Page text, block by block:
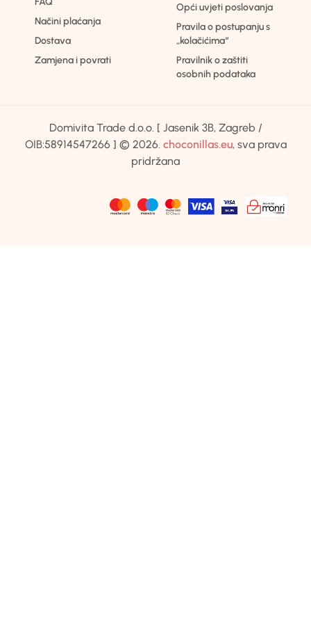
Načini plaćanja
Dostava
Zamjena i povrati
Opći uvjeti poslovanja
Pravila o postupanju s
„kolačićima“
Pravilnik o zaštiti
osobnih podataka
Domivita Trade d.o.o. [ Jasenik 3B, Zagreb /
OIB:58914547266 ] © 2026. choconillas.eu, sva prava
pridržana